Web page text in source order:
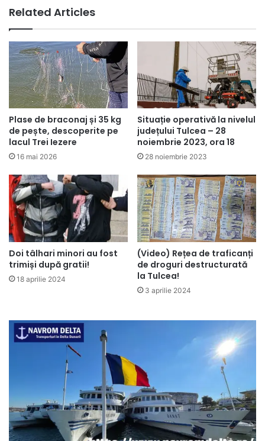
Related Articles
Plase de braconaj și 35 kg
de pește, descoperite pe
lacul Trei Iezere
16 mai 2026
Situație operativă la nivelul
județului Tulcea – 28
noiembrie 2023, ora 18
28 noiembrie 2023
Doi tâlhari minori au fost
trimiși după gratii!
18 aprilie 2024
(Video) Rețea de traficanți
de droguri destructurată
la Tulcea!
3 aprilie 2024